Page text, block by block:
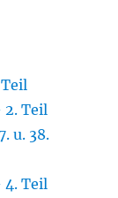
2. Teil
u. 38.
4. Teil